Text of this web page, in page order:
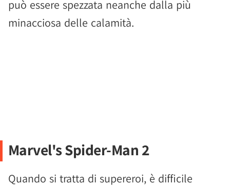
può essere spezzata neanche dalla più
minacciosa delle calamità.
Marvel's Spider-Man 2
Quando si tratta di supereroi, è difficile